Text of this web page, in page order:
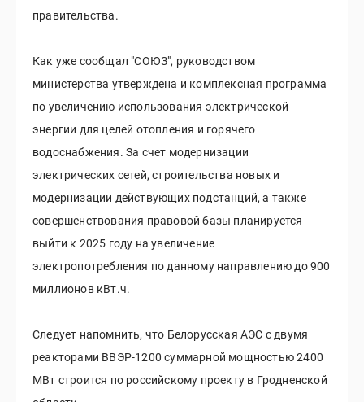
правительства.
Как уже сообщал "СОЮЗ", руководством
министерства утверждена и комплексная программа
по увеличению использования электрической
энергии для целей отопления и горячего
водоснабжения. За счет модернизации
электрических сетей, строительства новых и
модернизации действующих подстанций, а также
совершенствования правовой базы планируется
выйти к 2025 году на увеличение
электропотребления по данному направлению до 900
миллионов кВт.ч.
Следует напомнить, что Белорусская АЭС с двумя
реакторами ВВЭР-1200 суммарной мощностью 2400
МВт строится по российскому проекту в Гродненской